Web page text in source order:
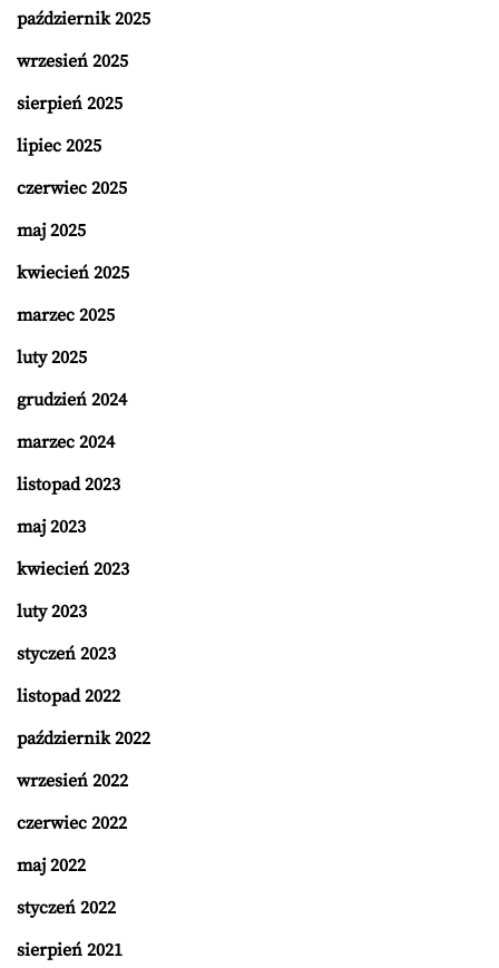
październik 2025
wrzesień 2025
sierpień 2025
lipiec 2025
czerwiec 2025
maj 2025
kwiecień 2025
marzec 2025
luty 2025
grudzień 2024
marzec 2024
listopad 2023
maj 2023
kwiecień 2023
luty 2023
styczeń 2023
listopad 2022
październik 2022
wrzesień 2022
czerwiec 2022
maj 2022
styczeń 2022
sierpień 2021